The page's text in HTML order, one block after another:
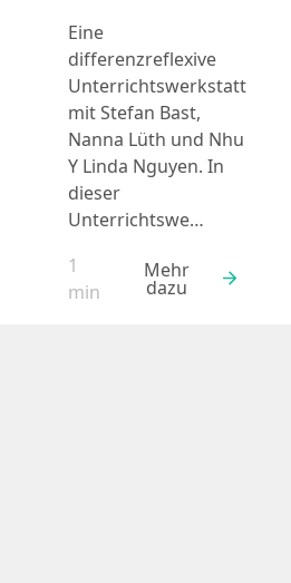
Eine
differenzreflexive
Unterrichtswerkstatt
mit Stefan Bast,
Nanna Lüth und Nhu
Y Linda Nguyen. In
dieser
Unterrichtswe…
Lesezeit:
1
min
Mehr
dazu